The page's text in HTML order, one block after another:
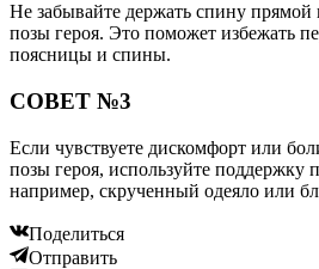
Не забывайте держать спину
позы героя. Это поможет избежать
поясницы и спины.
СОВЕТ №3
Если чувствуете дискомфорт или
позы героя, используйте поддержку
например, скрученный одеяло или
Поделиться
Отправить